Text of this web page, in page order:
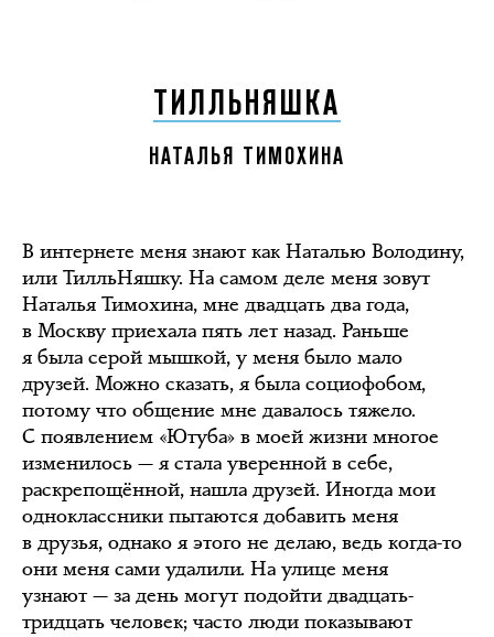
ТИЛЛЬНЯШКА
НАТАЛЬЯ ТИМОХИНА
В интернете меня знают как Наталью Володину,
или ТилльНяшку. На самом деле меня зовут
Наталья Тимохина, мне двадцать два года,
в Москву приехала пять лет назад. Раньше
я была серой мышкой, у меня было мало
друзей. Можно сказать, я была социофобом,
потому что общение мне давалось тяжело.
С появлением «Ютуба» в моей жизни многое
изменилось — я стала уверенной в себе,
раскрепощённой, нашла друзей. Иногда мои
одноклассники пытаются добавить меня
в друзья, однако я этого не делаю, ведь когда-то
они меня сами удалили. На улице меня
узнают — за день могут подойти двадцать-
тридцать человек; часто люди показывают